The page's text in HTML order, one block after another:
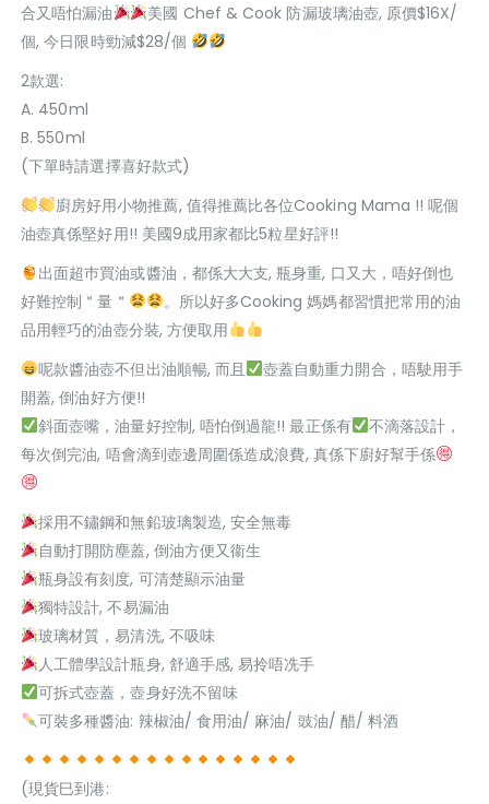
合又唔怕漏油
美國 Chef & Cook 防漏玻璃油壺, 原價$16X/
個, 今日限時勁減$28/個
2款選:
A. 450ml
B. 550ml
(下單時請選擇喜好款式)
廚房好用小物推薦, 值得推薦比各位Cooking Mama !! 呢個
油壺真係堅好用!! 美國9成用家都比5粒星好評!!
出面超巿買油或醬油，都係大大支, 瓶身重, 口又大，唔好倒也
好難控制＂量＂
。所以好多Cooking 媽媽都習慣把常用的油
品用輕巧的油壺分裝, 方便取用
呢款醬油壺不但出油順暢, 而且
壺蓋自動重力開合，唔駛用手
開蓋, 倒油好方便!!
斜面壺嘴，油量好控制, 唔怕倒過龍!! 最正係有
不滴落設計，
每次倒完油, 唔會滴到壺邊周圍係造成浪費, 真係下廚好幫手係
採用不鏽鋼和無鉛玻璃製造, 安全無毒
自動打開防塵蓋, 倒油方便又衞生
瓶身設有刻度, 可清楚顯示油量
獨特設計, 不易漏油
玻璃材質，易清洗, 不吸味
人工體學設計瓶身, 舒適手感, 易拎唔冼手
可拆式壺蓋，壺身好洗不留味
可裝多種醬油: 辣椒油/ 食用油/ 麻油/ 豉油/ 醋/ 料酒
(現貨巳到港: